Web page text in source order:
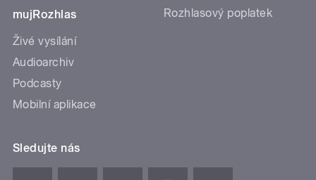
mujRozhlas
Živé vysílání
Audioarchiv
Podcasty
Mobilní aplikace
Rozhlasový poplatek
Sledujte nás